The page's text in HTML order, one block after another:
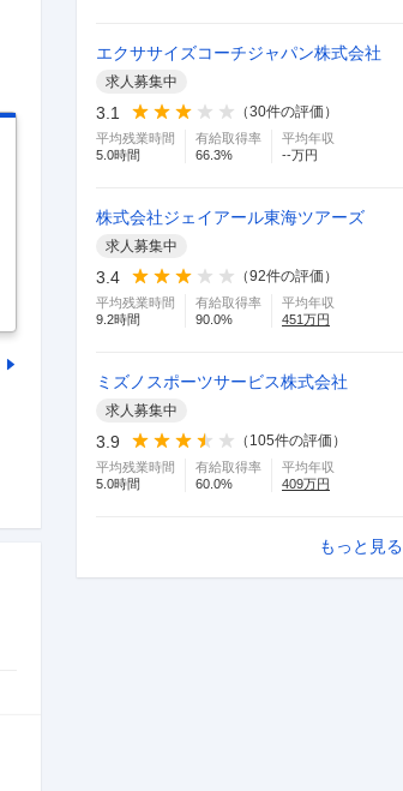
エクササイズコーチジャパン株式会社
求人募集中
3.1 （30件の評価）
平均残業時間
5.0時間
有給取得率
66.3%
平均年収
--万円
株式会社ジェイアール東海ツアーズ
求人募集中
3.4 （92件の評価）
平均残業時間
9.2時間
有給取得率
90.0%
平均年収
451 万円
ミズノスポーツサービス株式会社
求人募集中
3.9 （ 105件の評価）
平均残業時間
5.0時間
有給取得率
60.0%
平均年収
409万円
もっと見る